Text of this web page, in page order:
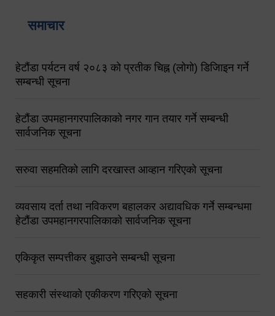
समाचार
हेटौंडा पर्यटन वर्ष २०८३ को प्रतीक चिह्न (लोगो) डिजिाइन गर्ने
सम्बन्धी सूचना
हेटौंडा उपमहानगरपालिकाको नगर गान तयार गर्ने सम्बन्धी
सार्वजनिक सूचना
सरुवा सहमतिको लागि दरखास्त आव्हान गरिएको सूचना
व्यवसाय दर्ता तथा नविकरण बहालकर अद्यावधिक गर्ने सम्बन्धमा
हेटौंडा उपमहानगरपालिकाको सार्वजनिक सूचना
एकिकृत सम्पत्तीकर बुझाउने सम्बन्धी सूचना
सहकारी संस्थाको एकीकरण गरिएको सूचना